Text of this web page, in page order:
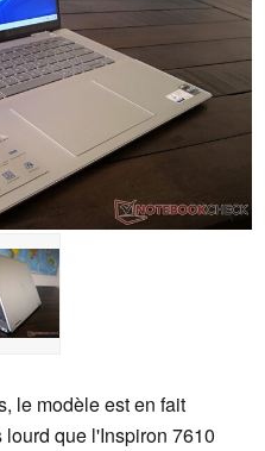
le modèle est en fait
que l'Inspiron 7610